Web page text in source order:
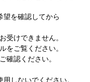
望を確認してから
受けできません。
をご覧ください。
確認ください。
しないでください。